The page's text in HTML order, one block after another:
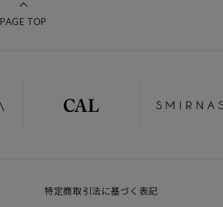
PAGE TOP
特定商取引法に基づく表記